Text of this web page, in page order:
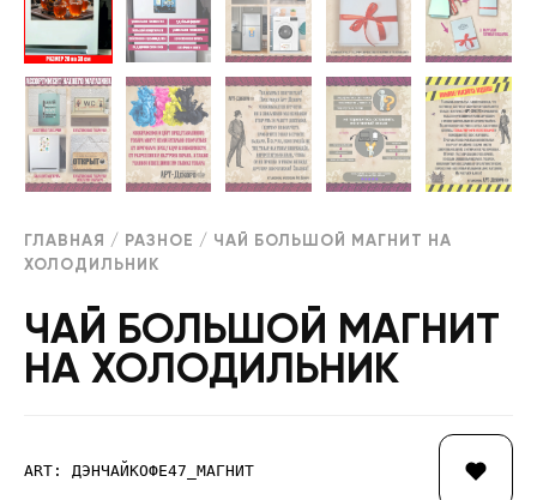
ГЛАВНАЯ / РАЗНОЕ / ЧАЙ БОЛЬШОЙ МАГНИТ НА
ХОЛОДИЛЬНИК
ЧАЙ БОЛЬШОЙ МАГНИТ
НА ХОЛОДИЛЬНИК
ART: ДЭНЧАЙКОФЕ47_МАГНИТ